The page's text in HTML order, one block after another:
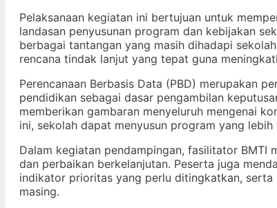
Pelaksanaan kegiatan ini bertujuan untuk
landasan penyusunan program dan kebijakan
berbagai tantangan yang masih dihadapi
rencana tindak lanjut yang tepat guna
Perencanaan Berbasis Data (PBD) merupakan
pendidikan sebagai dasar pengambilan
memberikan gambaran menyeluruh mengenai
ini, sekolah dapat menyusun program yang
Dalam kegiatan pendampingan, fasilitator BMTI
dan perbaikan berkelanjutan. Peserta juga
indikator prioritas yang perlu ditingkatkan,
masing.